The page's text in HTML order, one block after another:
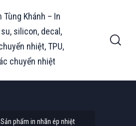
Sản phẩm in nhãn ép nhiệt